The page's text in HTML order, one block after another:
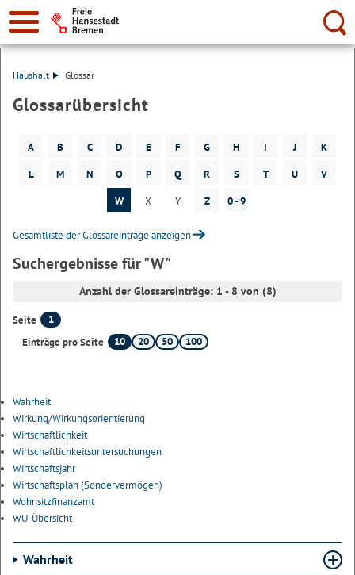
Suche:
Haushalt Glossar
Glossarübersicht
A B C D E F G H I J
K
L
M N O P Q R S T U
V
W
X Y Z 0 - 9
Gesamtliste der Glossareinträge anzeigen
Suchergebnisse für "W"
Anzahl der Glossareinträge: 1 - 8 von (8)
Seite
1
Einträge pro Seite
10 20 50 100
Wahrheit
Wirkung/Wirkungsorientierung
Wirtschaftlichkeit
Wirtschaftlichkeitsuntersuchungen
Wirtschaftsjahr
Wirtschaftsplan (Sondervermögen)
Wohnsitzfinanzamt
WU-Übersicht
Wahrheit